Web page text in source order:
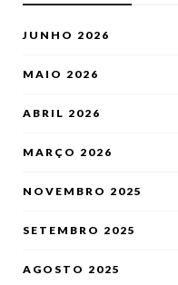
JUNHO 2026
MAIO 2026
ABRIL 2026
MARÇO 2026
NOVEMBRO 2025
SETEMBRO 2025
AGOSTO 2025